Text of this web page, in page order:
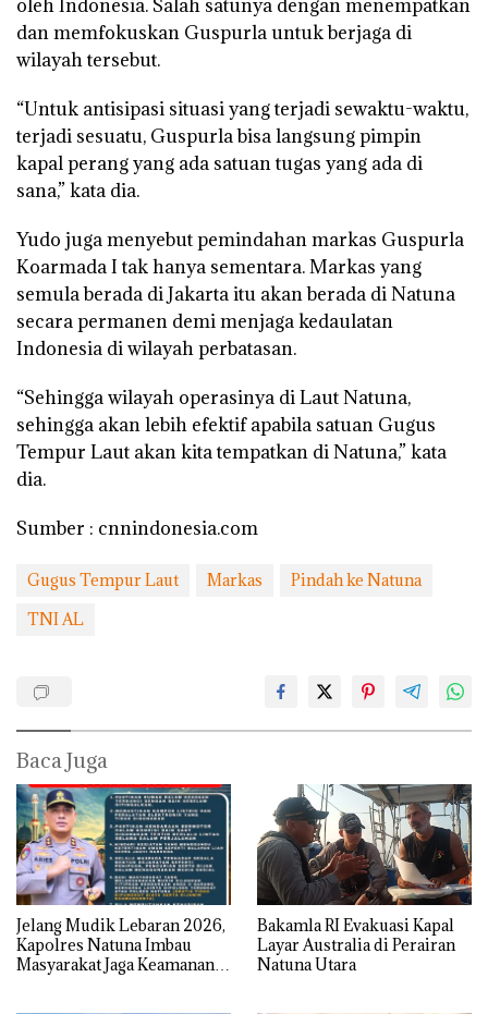
oleh Indonesia. Salah satunya dengan menempatkan
dan memfokuskan Guspurla untuk berjaga di
wilayah tersebut.
“Untuk antisipasi situasi yang terjadi sewaktu-waktu,
terjadi sesuatu, Guspurla bisa langsung pimpin
kapal perang yang ada satuan tugas yang ada di
sana,” kata dia.
Yudo juga menyebut pemindahan markas Guspurla
Koarmada I tak hanya sementara. Markas yang
semula berada di Jakarta itu akan berada di Natuna
secara permanen demi menjaga kedaulatan
Indonesia di wilayah perbatasan.
“Sehingga wilayah operasinya di Laut Natuna,
sehingga akan lebih efektif apabila satuan Gugus
Tempur Laut akan kita tempatkan di Natuna,” kata
dia.
Sumber : cnnindonesia.com
Gugus Tempur Laut Markas
Pindah ke Natuna
TNI AL
Baca Juga
Jelang Mudik Lebaran 2026,
Kapolres Natuna Imbau
Masyarakat Jaga Keamanan
Bakamla RI Evakuasi Kapal
Layar Australia di Perairan
Natuna Utara